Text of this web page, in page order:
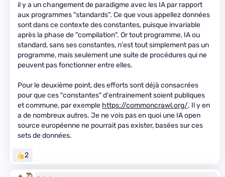
il y a un changement de paradigme avec les IA par rapport
aux programmes "standards". Ce que vous appellez données
sont dans ce contexte des constantes, puisque invariable
après la phase de "compilation". Or tout programme, IA ou
standard, sans ses constantes, n'est tout simplement pas un
programme, mais seulement une suite de procédures qui ne
peuvent pas fonctionner entre elles.
Pour le deuxième point, des efforts sont déjà consacrées
pour que ces "constantes" d'entrainement soient publiques
et commune, par exemple https://commoncrawl.org/. Il y en
a de nombreux autres. Je ne vois pas en quoi une IA open
source européenne ne pourrait pas exister, basées sur ces
sets de données.
2